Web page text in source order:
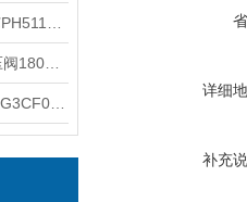
详细
补充